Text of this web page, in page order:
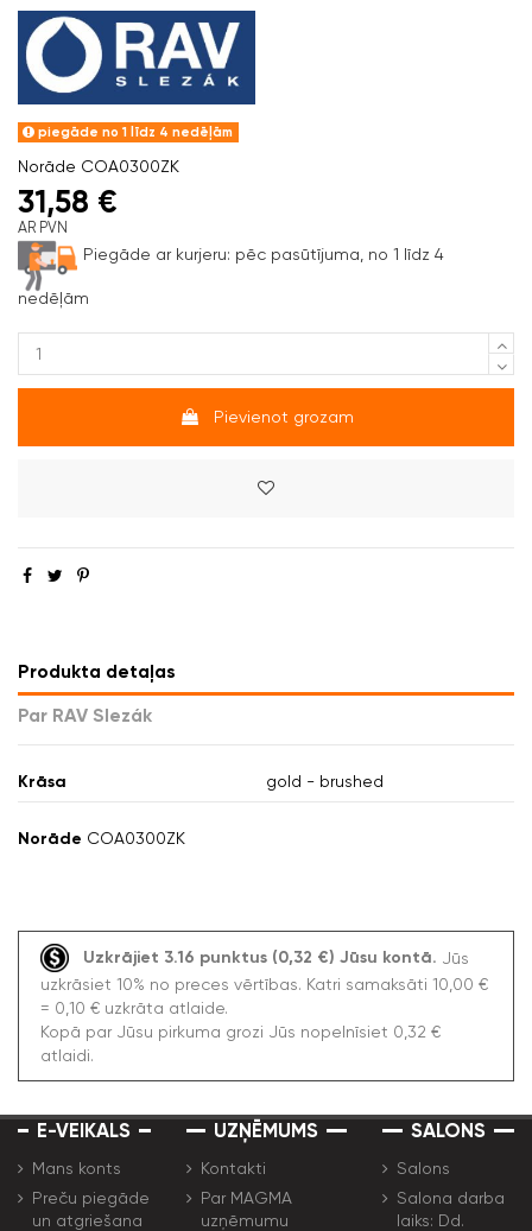
piegāde no 1 līdz 4 nedēļām
Norāde COA0300ZK
31,58 €
AR PVN
Piegāde ar kurjeru: pēc pasūtījuma, no 1 līdz 4
nedēļām
Pievienot grozam
Produkta detaļas
Par RAV Slezák
Krāsa gold - brushed
Norāde COA0300ZK
Uzkrājiet 3.16 punktus (0,32 €) Jūsu kontā. Jūs
uzkrāsiet 10% no preces vērtības. Katri samaksāti 10,00 €
= 0,10 € uzkrāta atlaide.
Kopā par Jūsu pirkuma grozi Jūs nopelnīsiet 0,32 €
atlaidi.
E-VEIKALS
Mans konts
Preču piegāde
un atgriešana
UZŅĒMUMS
Kontakti
Par MAGMA
uzņēmumu
SALONS
Salons
Salona darba
laiks: Dd.